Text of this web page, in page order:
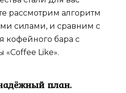
рассмотрим алгоритм
силами, и сравним с
кофейного бара с
Like».
план.